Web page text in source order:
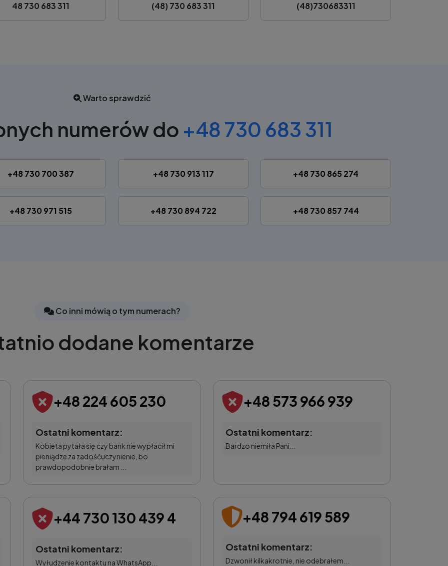
48 730 683 311 (48) 730 683 311 (48)730683311
Warto sprawdzić
numerów do +48 730 683 311
+48 730 700 387 +48 730 913 117 +48 730 865 274
+48 730 971 515 +48 730 894 722 +48 730 857 744
Co inni mówią o tym numerach?
dodane komentarze
+48 224 605 230
Ostatni komentarz:
Kobieta pytała się czy bank nie wypłacił mi
pieniądze za zadośćuczynienie, bo
prawdopodobnie brałam ...
+48 573 966 939
Ostatni komentarz:
Bardzo niemiła Pani...
+44 730 130 439 4
Ostatni komentarz:
Wyłudzenie kontaktu na WhatsApp...
+48 794 619 589
Ostatni komentarz:
Dzwonił kilkakrotnie, nie odebrałem...